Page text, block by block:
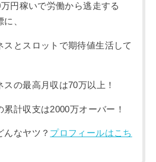
万円稼いで労働から逃走する
、
スとスロットで期待値生活して
スの最高月収は70万以上！
累計収支は2000万オーバー！
んなヤツ？ プロフィールはこち